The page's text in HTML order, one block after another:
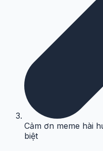
Cảm ơn meme hài
biệt